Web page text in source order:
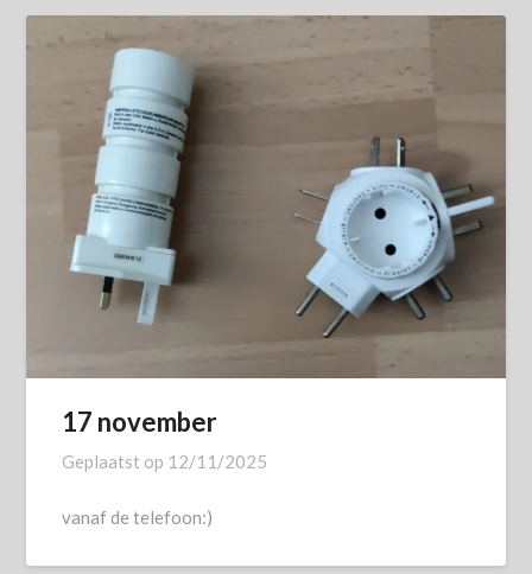
17 november
Geplaatst op 12/11/2025
vanaf de telefoon:)